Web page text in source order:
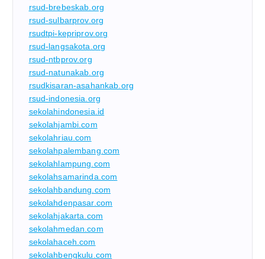
rsud-brebeskab.org
rsud-sulbarprov.org
rsudtpi-kepriprov.org
rsud-langsakota.org
rsud-ntbprov.org
rsud-natunakab.org
rsudkisaran-asahankab.org
rsud-indonesia.org
sekolahindonesia.id
sekolahjambi.com
sekolahriau.com
sekolahpalembang.com
sekolahlampung.com
sekolahsamarinda.com
sekolahbandung.com
sekolahdenpasar.com
sekolahjakarta.com
sekolahmedan.com
sekolahaceh.com
sekolahbengkulu.com